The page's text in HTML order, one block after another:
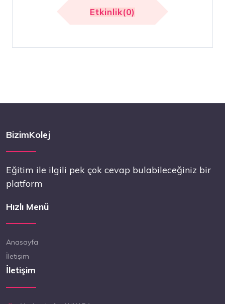
Etkinlik(0)
BizimKolej
Eğitim ile ilgili pek çok cevap bulabileceğiniz bir
platform
Hızlı Menü
Anasayfa
İletişim
İletişim